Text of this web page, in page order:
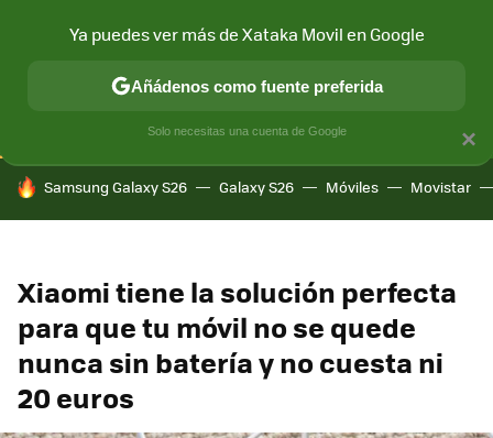
CONECTIVIDAD MÓVIL Y SOCIEDAD APLICACIONES
HOY SE HABLA DE
Samsung Galaxy S26 Galaxy S26 Móviles Movistar
Xiaomi tiene la solución perfecta
para que tu móvil no se quede
nunca sin batería y no cuesta ni
20 euros
×
Ya puedes ver más de Xataka Movil en Google
Añádenos como fuente preferida
Solo necesitas una cuenta de Google